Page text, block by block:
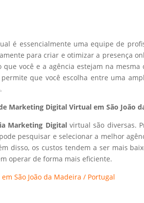
é essencialmente uma equipe de
para criar e otimizar a presença
você e a agência estejam na
que você escolha entre uma
Marketing Digital Virtual em São João
Marketing Digitalvirtual são diversas.
pesquisar e selecionar a melhor
disso, os custos tendem a ser mais
operar de forma mais eficiente.
São João da Madeira / Portugal